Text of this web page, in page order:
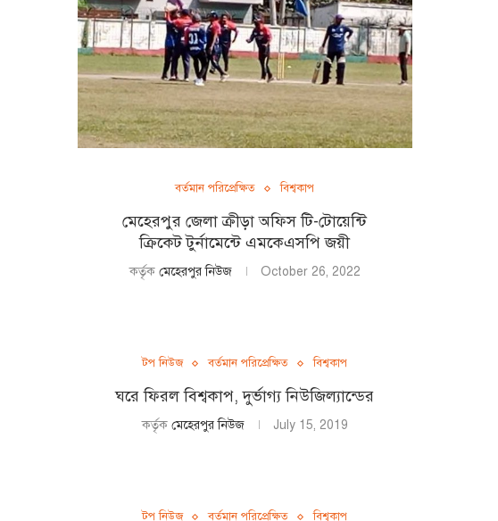
বর্তমান পরিপ্রেক্ষিত বিশ্বকাপ
মেহেরপুর জেলা ক্রীড়া অফিস টি-টোয়েন্টি
ক্রিকেট টুর্নামেন্টে এমকেএসপি জয়ী
কর্তৃক মেহেরপুর নিউজ October 26, 2022
টপ নিউজ বর্তমান পরিপ্রেক্ষিত বিশ্বকাপ
ঘরে ফিরল বিশ্বকাপ, দুর্ভাগ্য নিউজিল্যান্ডের
কর্তৃক মেহেরপুর নিউজ July 15, 2019
টপ নিউজ বর্তমান পরিপ্রেক্ষিত বিশ্বকাপ